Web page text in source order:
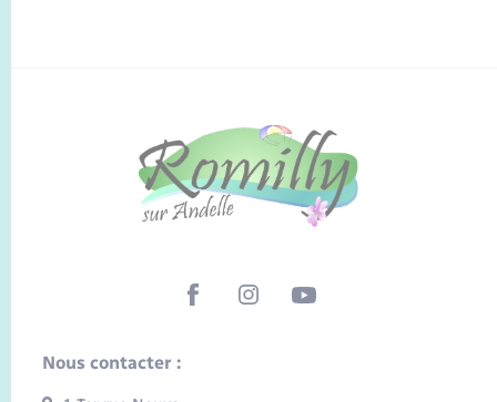
Nous contacter :